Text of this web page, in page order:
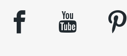
facebook youtube pinterest